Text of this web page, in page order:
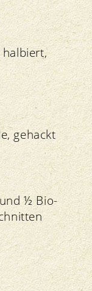
gehackt
½ Bio-